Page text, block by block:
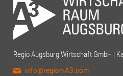
Regio Augsburg Wirtschaft GmbH |
info@region-A3.com